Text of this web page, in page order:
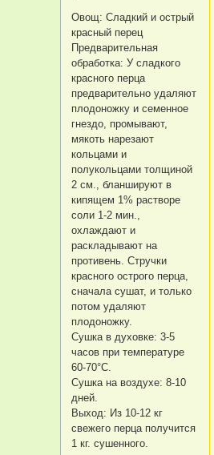
Овощ: Сладкий и острый
красный перец
Предварительная
обработка: У сладкого
красного перца
предварительно удаляют
плодоножку и семенное
гнездо, промывают,
мякоть нарезают
кольцами и
полукольцами толщиной
2 см., бланшируют в
кипящем 1% растворе
соли 1-2 мин.,
охлаждают и
раскладывают на
противень. Стручки
красного острого перца,
сначала сушат, и только
потом удаляют
плодоножку.
Сушка в духовке: 3-5
часов при температуре
60-70°C.
Сушка на воздухе: 8-10
дней.
Выход: Из 10-12 кг
свежего перца получится
1 кг. сушенного.